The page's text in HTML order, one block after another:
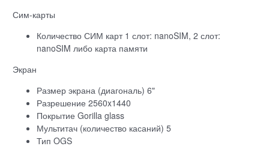
Сим-карты
Количество СИМ карт 1 слот: nanoSIM, 2 слот:
nanoSIM либо карта памяти
Экран
Размер экрана (диагональ) 6"
Разрешение 2560x1440
Покрытие Gorilla glass
Мультитач (количество касаний) 5
Тип OGS